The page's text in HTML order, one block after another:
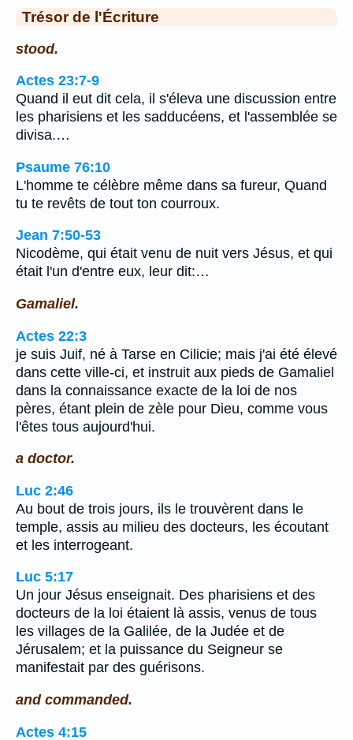
Trésor de l'Écriture
stood.
Actes 23:7-9
Quand il eut dit cela, il s'éleva une discussion entre
les pharisiens et les sadducéens, et l'assemblée se
divisa.…
Psaume 76:10
L'homme te célèbre même dans sa fureur, Quand
tu te revêts de tout ton courroux.
Jean 7:50-53
Nicodème, qui était venu de nuit vers Jésus, et qui
était l'un d'entre eux, leur dit:…
Gamaliel.
Actes 22:3
je suis Juif, né à Tarse en Cilicie; mais j'ai été élevé
dans cette ville-ci, et instruit aux pieds de Gamaliel
dans la connaissance exacte de la loi de nos
pères, étant plein de zèle pour Dieu, comme vous
l'êtes tous aujourd'hui.
a doctor.
Luc 2:46
Au bout de trois jours, ils le trouvèrent dans le
temple, assis au milieu des docteurs, les écoutant
et les interrogeant.
Luc 5:17
Un jour Jésus enseignait. Des pharisiens et des
docteurs de la loi étaient là assis, venus de tous
les villages de la Galilée, de la Judée et de
Jérusalem; et la puissance du Seigneur se
manifestait par des guérisons.
and commanded.
Actes 4:15